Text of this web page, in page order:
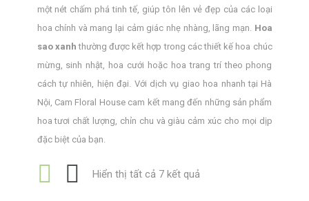
một nét chấm phá tinh tế, giúp tôn lên vẻ đẹp của các loại
hoa chính và mang lại cảm giác nhẹ nhàng, lãng mạn. Hoa
sao xanh thường được kết hợp trong các thiết kế hoa chúc
mừng, sinh nhật, hoa cưới hoặc hoa trang trí theo phong
cách tự nhiên, hiện đại. Với dịch vụ giao hoa nhanh tại Hà
Nội, Cam Floral House cam kết mang đến những sản phẩm
hoa tươi chất lượng, chỉn chu và giàu cảm xúc cho mọi dịp
đặc biệt của bạn.
Hiển thị tất cả 7 kết quảĐã